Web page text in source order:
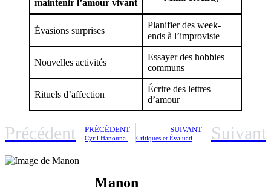
maintenir l’amour vivant
Évasions surprises
Planifier des week-
ends à l’improviste
Nouvelles activités
Essayer des hobbies
communs
Rituels d’affection
Écrire des lettres
d’amour
Précédent PRÉCÉDENT SUIVANT Suivant
Manon